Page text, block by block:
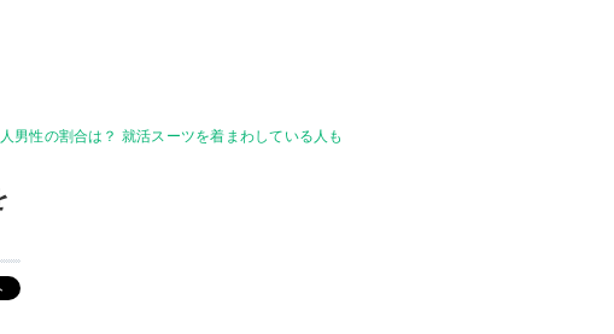
男性の割合は？ 就活スーツを着まわしている人も